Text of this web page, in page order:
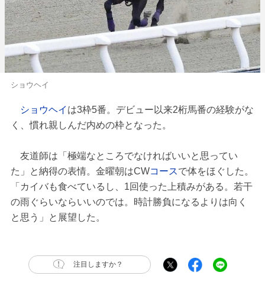
ショウヘイ
ショウヘイ は3枠5番。デビュー以来2桁馬番の経験がな
く、慣れ親しんだ内めの枠となった。
友道師は「極端なところでなければいいと思ってい
た」と納得の表情。金曜朝はCWコースで体をほぐした。
「カイバも食べているし、1回使った上積みがある。若干
の雨ぐらいならいいのでは。時計勝負になるよりは向く
と思う」と展望した。
注目しますか？